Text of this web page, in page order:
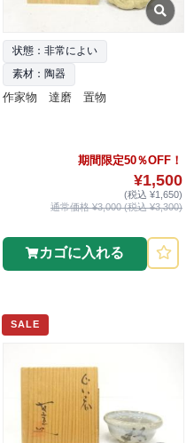
状態：非常によい
素材：陶器
作家物 達磨 置物
期間限定50％OFF！
¥1,500
(税込 ¥1,650)
通常価格 ¥3,000 (税込 ¥3,300)
カゴに入れる
SALE